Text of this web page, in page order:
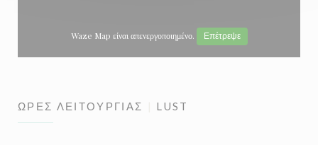
Waze Map είναι απενεργοποιημένο. Επέτρεψε
ΏΡΕΣ ΛΕΙΤΟΥΡΓΊΑΣ LUST